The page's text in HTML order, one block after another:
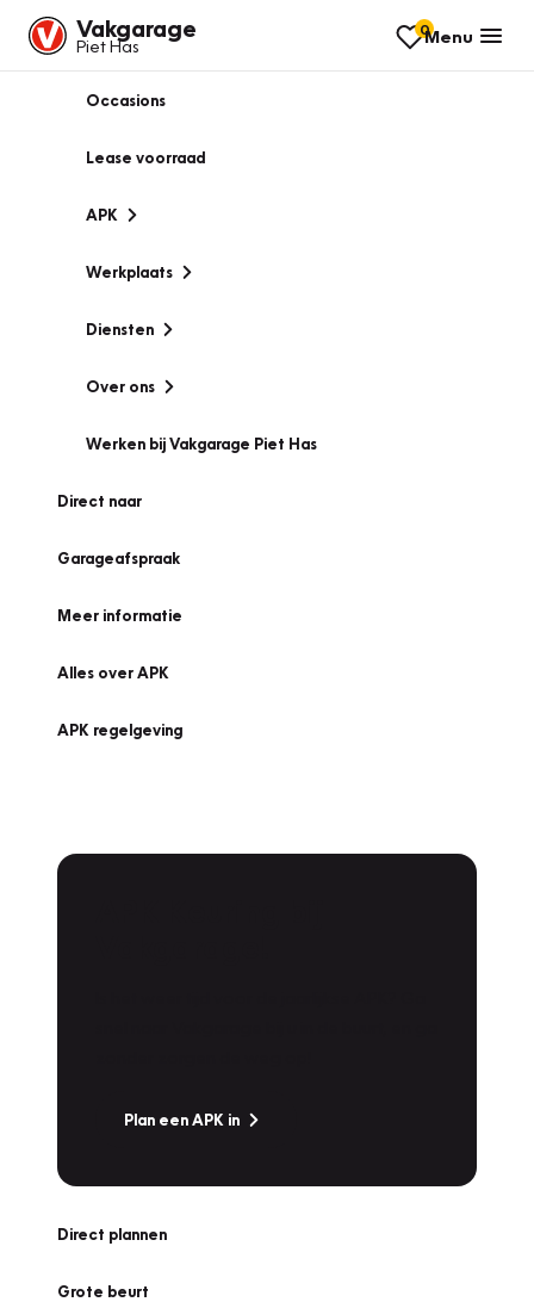
Vakgarage
Piet Has
0Menu
Occasions
Lease voorraad
APK
Werkplaats
Diensten
Over ons
Werken bij Vakgarage Piet Has
Direct naar
Garageafspraak
Meer informatie
Alles over APK
APK regelgeving
Plan een APK in
Direct plannen
Grote beurt